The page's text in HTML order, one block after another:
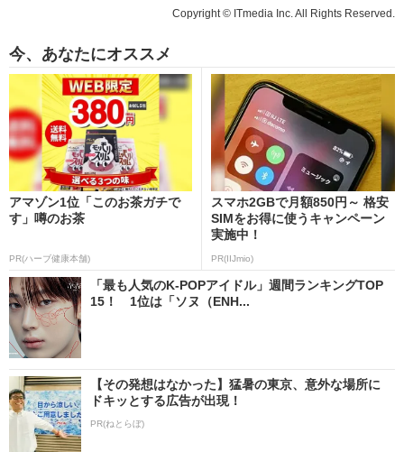
Copyright © ITmedia Inc. All Rights Reserved.
今、あなたにオススメ
アマゾン1位「このお茶ガチで
す」噂のお茶
PR(ハーブ健康本舗)
スマホ2GBで月額850円～ 格安
SIMをお得に使うキャンペーン
実施中！
PR(IIJmio)
「最も人気のK-POPアイドル」週間ランキングTOP
15！ 1位は「ソヌ（ENH...
【その発想はなかった】猛暑の東京、意外な場所に
ドキッとする広告が出現！
PR(ねとらぼ)